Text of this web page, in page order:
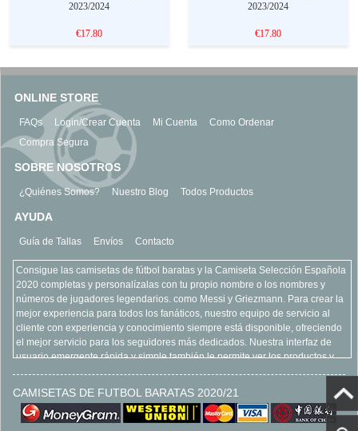
2023/2024
€17.80
2023/2024
€17.80
ONLINE STORE
FAQs Login/Crear Cuenta Mi Cuenta
Como Ordenar
Compra Segura
SOBRE NOSOTROS
¿Quiénes Somos? Nuestro Blog Todos Productos
AYUDA
Guía de Tallas Envíos Contacto
Consigue las camisetas de fútbol baratas y la Camiseta Selección Española
2020 completas y personalízalas con tu propio nombre o los nombres y
números de jugadores legendarios. como Messi y Griezmann. Para crear la
mejor experiencia para todos los fanáticos, nuestro equipo de servicio al
cliente con experiencia y conocimiento siempre está disponible, ofreciendo
el mejor servicio para los seguidores más dedicados. Nuestra interfaz de
usuario emergente rápida y simple también le permite ver los productos y
claridad y seguridad, todo como parte de la experiencia en línea camisetas
de futbol baratas. Esperamos su llegada www.camisetasfutbol.net
CAMISETAS DE FUTBOL BARATAS 2020/21